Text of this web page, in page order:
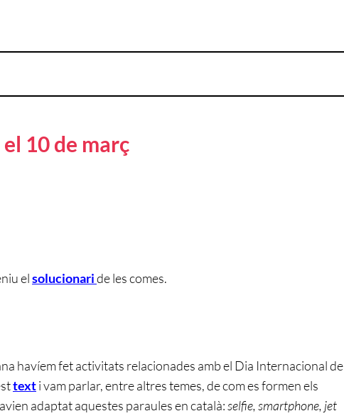
el 10 de març
elsolucionaride les comes.
havíem fet activitats relacionades amb el Dia Internacional de
texti vam parlar, entre altres temes, de com es formen els
adaptat aquestes paraules en català:selfie, smartphone, jet